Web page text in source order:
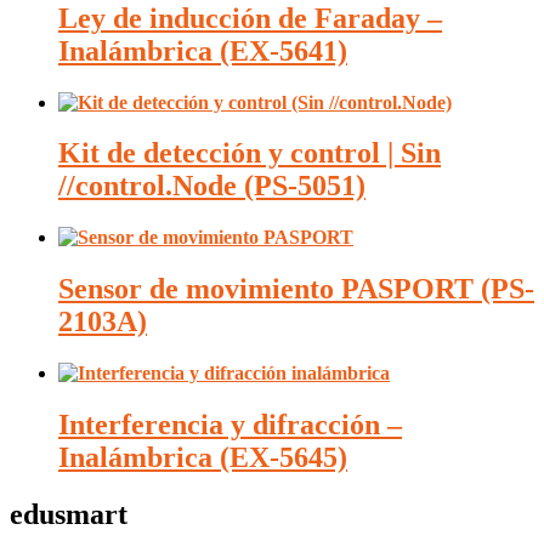
Ley de inducción de Faraday –
Inalámbrica (EX-5641)
Kit de detección y control | Sin
//control.Node (PS-5051)
Sensor de movimiento PASPORT (PS-
2103A)
Interferencia y difracción –
Inalámbrica (EX-5645)
edusmart